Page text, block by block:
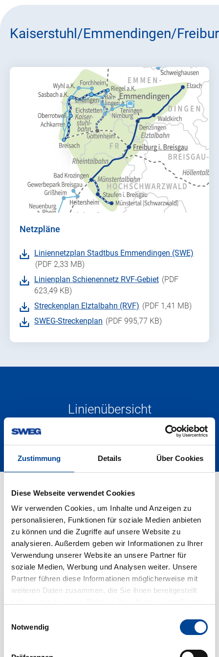
Zustimmung Details Über Cookies
Diese Webseite verwendet Cookies
Wir verwenden Cookies, um Inhalte und Anzeigen zu
personalisieren, Funktionen für soziale Medien anbieten
zu können und die Zugriffe auf unsere Website zu
analysieren. Außerdem geben wir Informationen zu Ihrer
Verwendung unserer Website an unsere Partner für
soziale Medien, Werbung und Analysen weiter. Unsere
Partner führen diese Informationen möglicherweise mit
weiteren Daten zusammen, die Sie ihnen bereitgestellt
Weitere Informationen finden Sie in unserer
Notwendig
Kaiserstuhl/Emmendingen/
Netzpläne
Liniennetzplan Stadtbus Emmendingen (SWE)
(PDF 2,33 MB)
Linienplan Schienennetz RVF-Gebiet (PDF
623,49 KB)
Streckenplan Elztalbahn (RVF) (PDF 1,41 MB)
SWEG-Streckenplan (PDF 995,77 KB)
Linienübersicht
Service-/Ticketverkaufstellen
Freizeitverkehre